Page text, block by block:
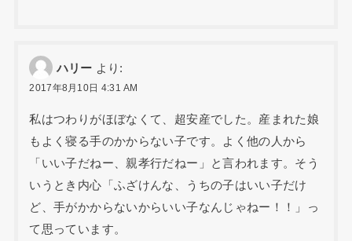
ハリー より:
2017年8月10日 4:31 AM
私はつわりがほぼなくて、超安産でした。産まれた娘
もよく寝る手のかからない子です。よく他の人から
「いい子だねー、親孝行だねー」と言われます。そう
いうとき内心「ふざけんな、うちの子はいい子だけ
ど、手がかからないからいい子なんじゃねー！！」っ
て思っています。